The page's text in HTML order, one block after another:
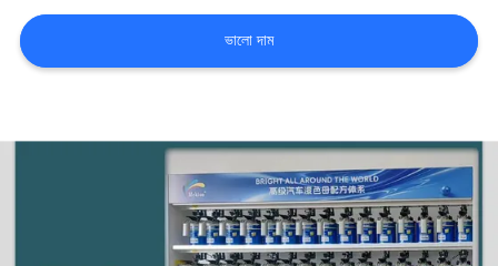
করুন
ভালো দাম